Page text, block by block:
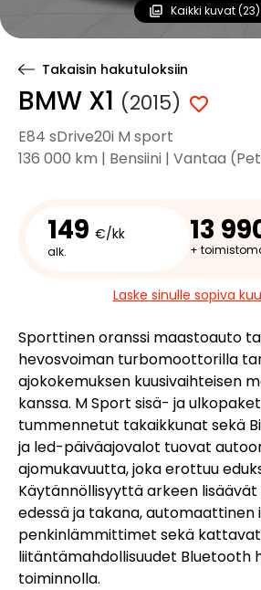
Kaikki kuvat (23)
Takaisin hakutuloksiin
BMW X1 (2015)
E84 sDrive20i M sport
136 000 km | Bensiini | Vantaa
149 €/kk
alk.
13
+
Laske sinulle sopiva
Sporttinen oranssi maastoauto
hevosvoiman turbomoottorilla
ajokokemuksen kuusivaihteisen
kanssa. M Sport sisä- ja
tummennetut takaikkunat sekä
ja led-päiväajovalot tuovat
ajomukavuutta, joka erottuu
Käytännöllisyyttä arkeen
edessä ja takana, automaattinen
penkinlämmittimet sekä kattavat
liitäntämahdollisuudet Bluetooth
toiminnolla.